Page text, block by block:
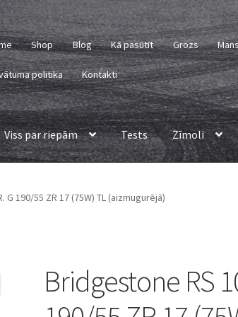
Shop Blog Kā pasūtīt Grozs
politika Kontakti
Viss par riepām Tests Zīmoli
G 190/55 ZR 17 (75W) TL (aizmugurējā)
Bridgestone RS